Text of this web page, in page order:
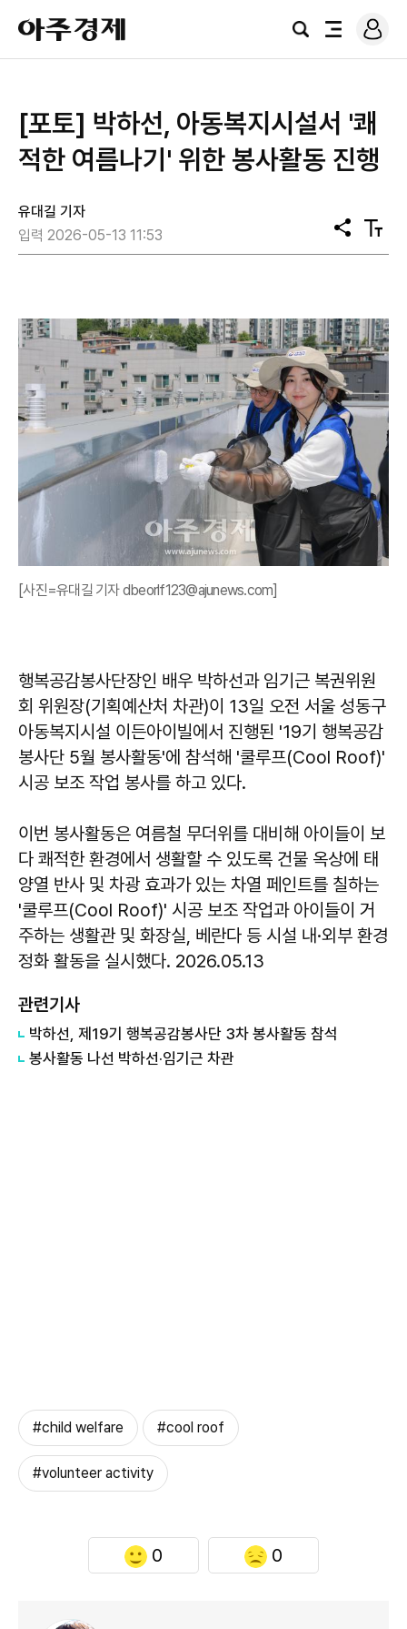
아
주
경
검
전
로
그
[포토] 박하선, 아동복지시설서 '쾌
적한 여름나기' 위한 봉사활동 진행
유대길 기자
입력 2026-05-13 11:53
공
유
텍
스
[사진=유대길 기자 dbeorlf123@ajunews.com]
행복공감봉사단장인 배우 박하선과 임기근 복권위원
회 위원장(기획예산처 차관)이 13일 오전 서울 성동구
아동복지시설 이든아이빌에서 진행된 '19기 행복공감
봉사단 5월 봉사활동'에 참석해 '쿨루프(Cool Roof)'
시공 보조 작업 봉사를 하고 있다.
이번 봉사활동은 여름철 무더위를 대비해 아이들이 보
다 쾌적한 환경에서 생활할 수 있도록 건물 옥상에 태
양열 반사 및 차광 효과가 있는 차열 페인트를 칠하는
'쿨루프(Cool Roof)' 시공 보조 작업과 아이들이 거
주하는 생활관 및 화장실, 베란다 등 시설 내·외부 환경
정화 활동을 실시했다. 2026.05.13
관련기사
박하선, 제19기 행복공감봉사단 3차 봉사활동 참석
봉사활동 나선 박하선·임기근 차관
#child welfare #cool roof
#volunteer activity
0 0